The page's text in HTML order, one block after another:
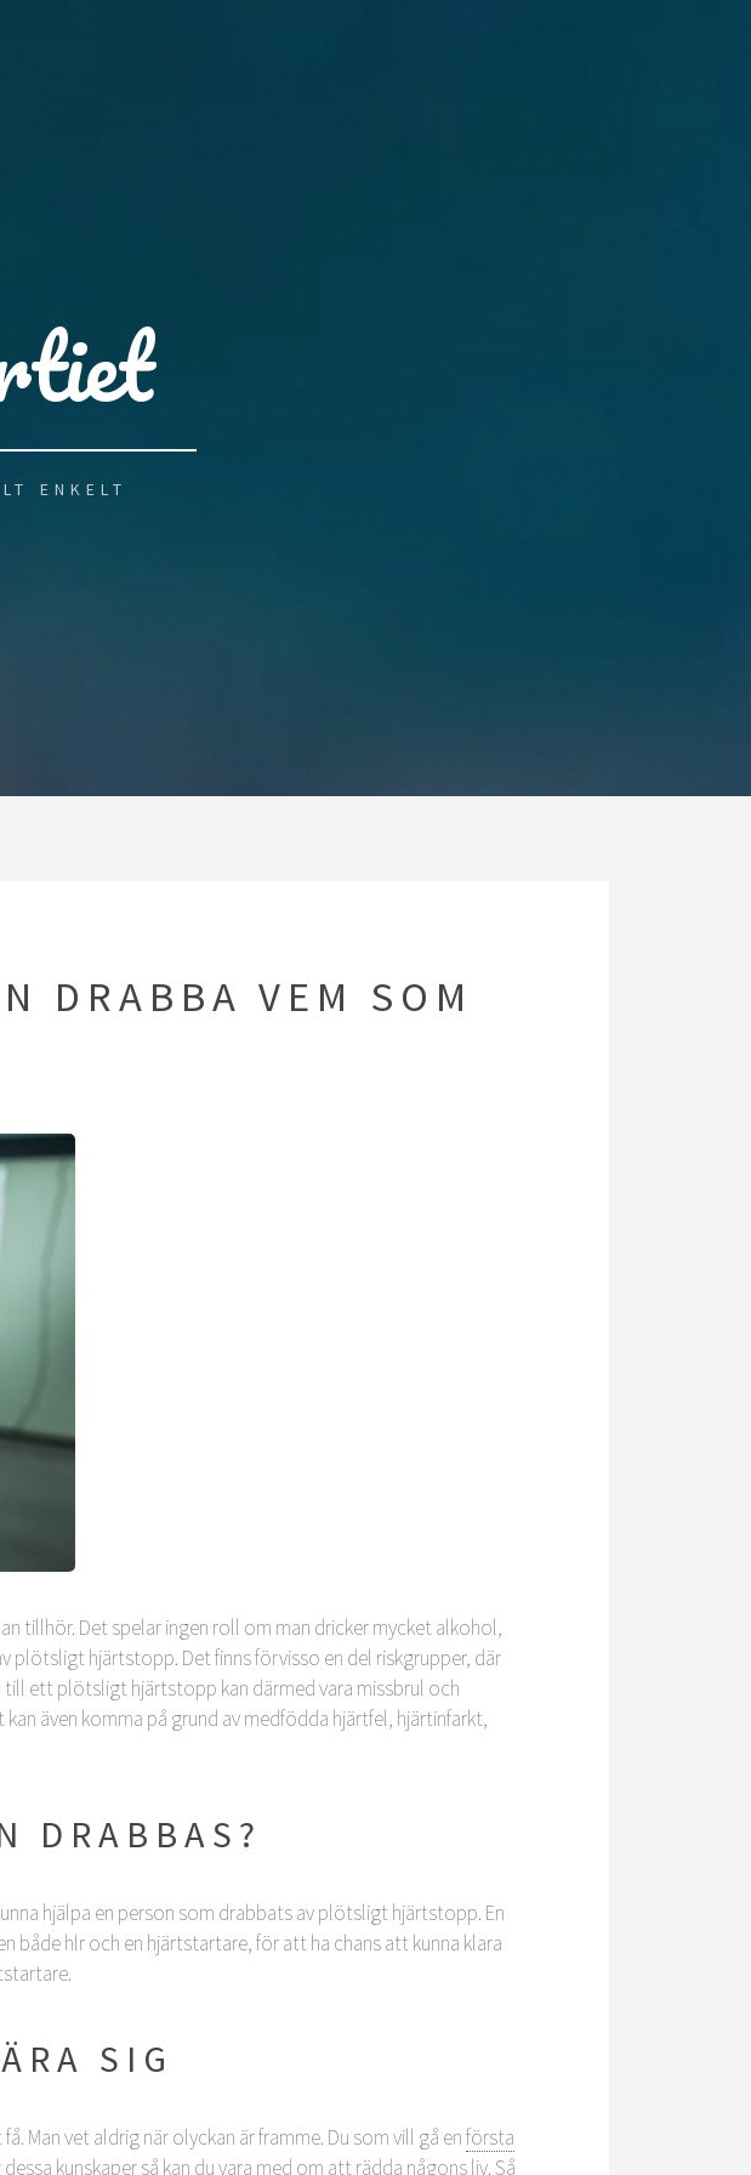
ENKELT
DRABBA VEM SOM
tillhör. Det spelar ingen roll om man dricker mycket alkohol,
plötsligt hjärtstopp. Det finns förvisso en del riskgrupper, där
ett plötsligt hjärtstopp kan därmed vara missbrul och
även komma på grund av medfödda hjärtfel, hjärtinfarkt,
DRABBAS?
hjälpa en person som drabbats av plötsligt hjärtstopp. En
både hlr och en hjärtstartare, för att ha chans att kunna klara
SIG
Man vet aldrig när olyckan är framme. Du som vill gå enförsta
kunskaper så kan du vara med om att rädda någons liv. Så